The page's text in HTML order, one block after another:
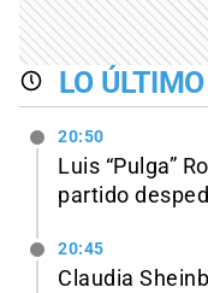
LO ÚLTIMO
20:50
Luis “Pulga”
partido
20:45
Claudia